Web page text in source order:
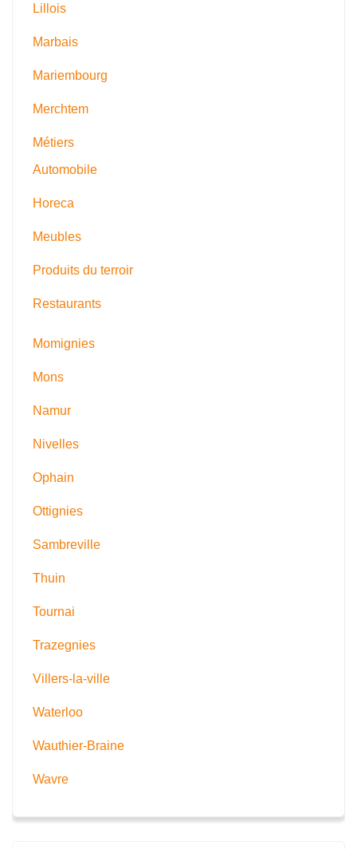
Lillois
Marbais
Mariembourg
Merchtem
Métiers
Automobile
Horeca
Meubles
Produits du terroir
Restaurants
Momignies
Mons
Namur
Nivelles
Ophain
Ottignies
Sambreville
Thuin
Tournai
Trazegnies
Villers-la-ville
Waterloo
Wauthier-Braine
Wavre